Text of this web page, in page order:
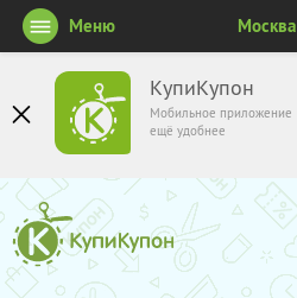
КупиКупон
Мобильное приложение
ещё удобнее
Меню Москва